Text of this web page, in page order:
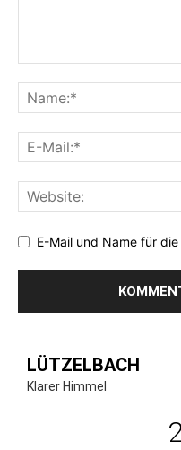
E-Mail und Name für
LÜTZELBACH
Klarer Himmel